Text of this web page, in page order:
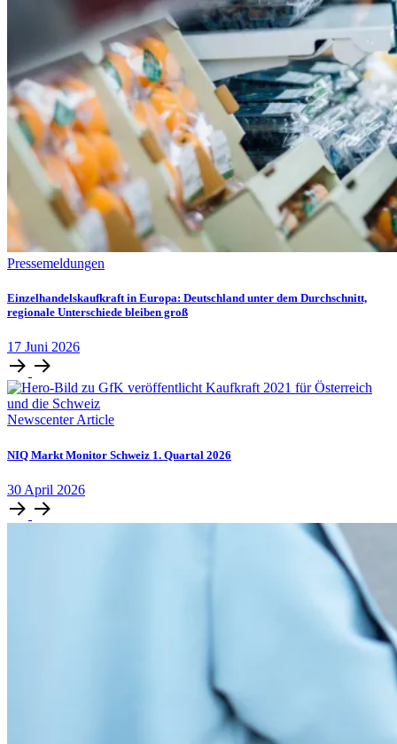
Pressemeldungen
Einzelhandelskaufkraft in Europa: Deutschland unter dem Durchschnitt,
regionale Unterschiede bleiben groß
17 Juni 2026
Newscenter Article
NIQ Markt Monitor Schweiz 1. Quartal 2026
30 April 2026